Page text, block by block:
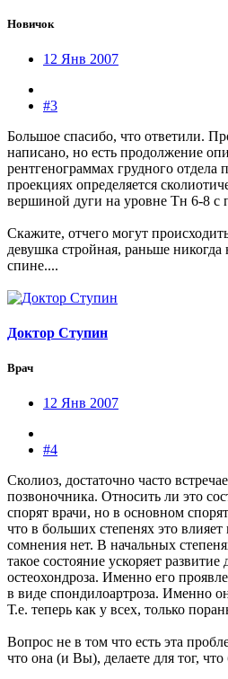
Новичок
12 Янв 2007
#3
Большое спасибо, что ответили.
написано, но есть продолжение
рентгенограммах грудного отдела
проекциях определяется
вершиной дуги на уровне Тн 6-8 с
Скажите, отчего могут
девушка стройная, раньше никогда
спине....
Доктор Ступин
Врач
12 Янв 2007
#4
Сколиоз, достаточно часто
позвоночника. Относить ли это
спорят врачи, но в основном
что в больших степенях это
сомнения нет. В начальных
такое состояние ускоряет развитие
остеохондроза. Именно его
в виде спондилоартроза. Именно
Т.е. теперь как у всех, только
Вопрос не в том что есть эта
что она (и Вы), делаете для тог,